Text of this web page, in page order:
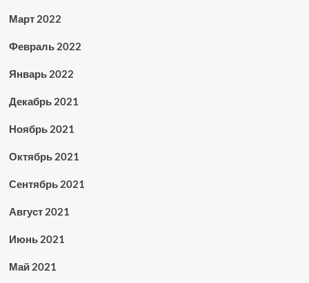
Март 2022
Февраль 2022
Январь 2022
Декабрь 2021
Ноябрь 2021
Октябрь 2021
Сентябрь 2021
Август 2021
Июнь 2021
Май 2021